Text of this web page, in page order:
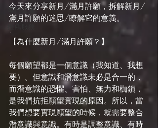
每日星運
今天來分享新月/滿月許願，拆解新月/
滿月許願的迷思/瞭解它的意義。
.
【為什麼新月/滿月許願？】
.
每個願望都是一個意識（我知道、我想
要）。但意識和潛意識未必是合一的，
而潛意識的恐懼、害怕、無力和枷鎖，
是我們抗拒願望實現的原因。所以，當
我們想要實現願望的時候，就需要整合
潛意識與意識。有時是調整意識、有時